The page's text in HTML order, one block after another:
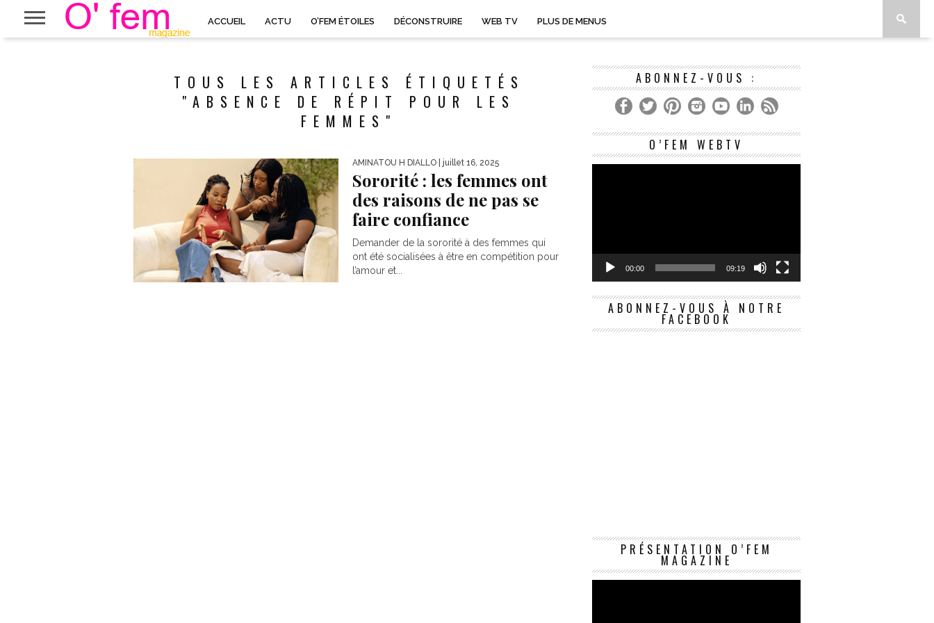
ACCUEIL ACTU O’FEM ÉTOILES DÉCONSTRUIRE WEB TV PLUS DE MENUS
TOUS LES ARTICLES ÉTIQUETÉS
"ABSENCE DE RÉPIT POUR LES
FEMMES"
AMINATOU H DIALLO | juillet 16, 2025
Sororité : les femmes ont
des raisons de ne pas se
faire confiance
Demander de la sororité à des femmes qui
ont été socialisées à être en compétition pour
l’amour et...
ABONNEZ-VOUS :
O’FEM WEBTV
Lecteur
00:00 09:19
ABONNEZ-VOUS À NOTRE
FACEBOOK
PRÉSENTATION O’FEM
MAGAZINE
Lecteur